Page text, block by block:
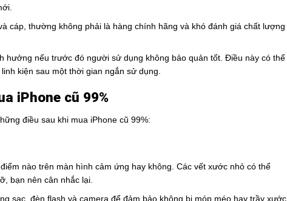
cáp, thường không phải là hàng chính hãng và khó đánh giá chất lượng
hưởng nếu trước đó người sử dụng không bảo quản tốt. Điều này có thể
kiện sau một thời gian ngắn sử dụng.
iPhone cũ 99%
điều sau khi mua iPhone cũ 99%:
nào trên màn hình cảm ứng hay không. Các vết xước nhỏ có thể
bạn nên cân nhắc lại.
sạc, đèn flash và camera để đảm bảo không bị móp méo hay trầy xước